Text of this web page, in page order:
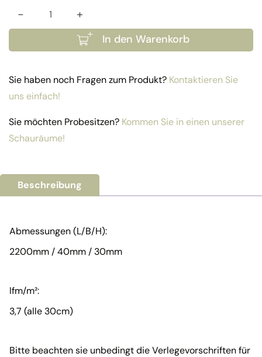
- +
In den Warenkorb
Sie haben noch Fragen zum Produkt? Kontaktieren Sie
uns einfach!
Sie möchten Probesitzen? Kommen Sie in einen unserer
Schauräume!
Beschreibung
Abmessungen (L/B/H):
2200mm / 40mm / 30mm
lfm/m²:
3,7 (alle 30cm)
Bitte beachten sie unbedingt die Verlegevorschriften für